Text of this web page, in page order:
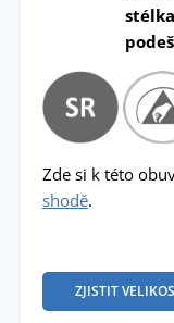
stélka
Zde si k této
shodě.
ZJISTIT